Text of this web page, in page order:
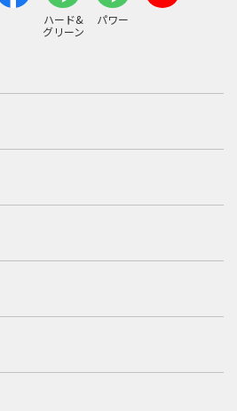
ハード&
グリーン
パワー